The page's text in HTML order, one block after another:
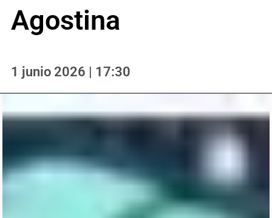
Agostina
1 junio 2026 | 17:30